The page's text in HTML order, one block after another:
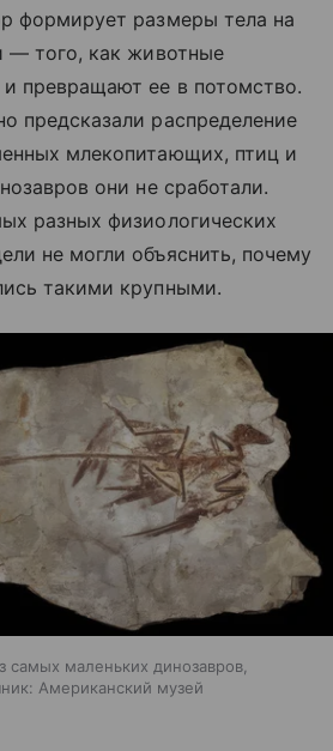
формирует размеры тела на
— того, как животные
превращают ее в потомство.
предсказали распределение
млекопитающих, птиц и
они не сработали.
разных физиологических
не могли объяснить, почему
такими крупными.
маленьких динозавров,
Американский музей